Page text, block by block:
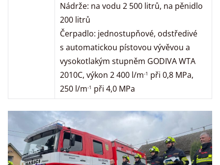
Nádrže: na vodu 2 500 litrů, na pěnidlo
200 litrů
Čerpadlo: jednostupňové, odstředivé
s automatickou pístovou vývěvou a
vysokotlakým stupněm GODIVA WTA
2010C, výkon 2 400 l/m-1 při 0,8 MPa,
250 l/m-1 při 4,0 MPa